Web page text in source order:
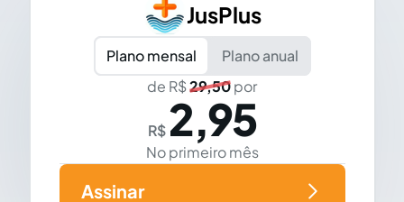
JusPlus
Plano mensal
Plano anual
de R$29,50por
R$ 2,95
No primeiro mês
Assinar